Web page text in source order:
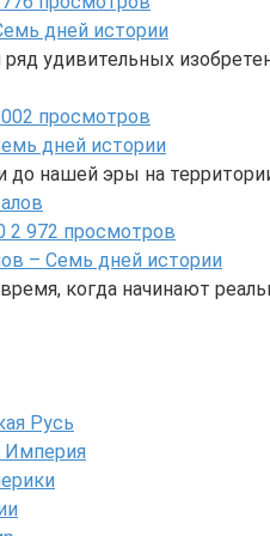
дней истории
удивительных
просмотров
дней истории
до нашей эры на
2 972 просмотров
– Семь дней истории
когда начинают
Русь
Империя